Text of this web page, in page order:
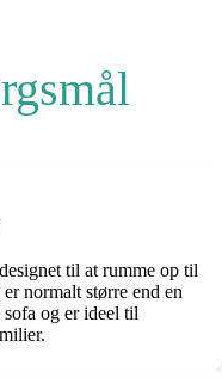
til at rumme op til
normalt større end en
sofa og er ideel til